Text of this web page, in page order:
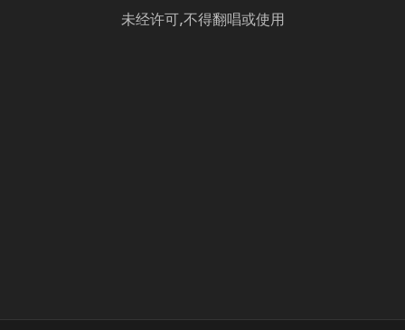
未经许可,不得翻唱或使用